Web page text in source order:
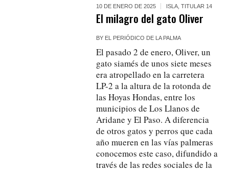
10 DE ENERO DE 2025 ISLA ,TITULAR 14
El milagro del gato Oliver
BY EL PERIÓDICO DE LA PALMA
El pasado 2 de enero, Oliver, un
gato siamés de unos siete meses
era atropellado en la carretera
LP-2 a la altura de la rotonda de
las Hoyas Hondas, entre los
municipios de Los Llanos de
Aridane y El Paso. A diferencia
de otros gatos y perros que cada
año mueren en las vías palmeras
conocemos este caso, difundido a
través de las redes sociales de la